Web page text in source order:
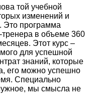
той учебной
изменений и
Это программа
тренера в объеме 360
Этот курс –
для успешной
знаний, которые
его можно успешно
Специально
мы смысла не